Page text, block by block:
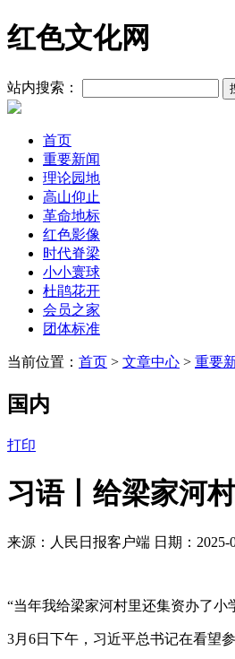
红色文化网
站内搜索：
首页
重要新闻
理论园地
高山仰止
革命地标
红色影像
时代脊梁
小小寰球
杜鹃花开
会员之家
团体标准
当前位置： 首页 > 文章中心 > 重要
国内
打印
习语丨给梁家河
来源：人民日报客户端 日期：2025-
“当年我给梁家河村里还集资办了小
3月6日下午，习近平总书记在看望